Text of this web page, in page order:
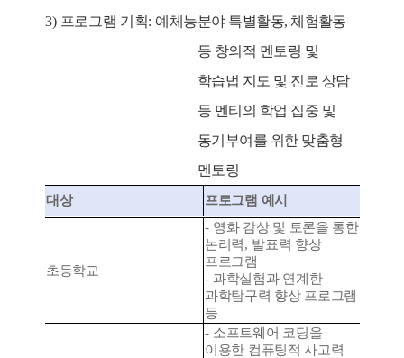
3) 프로그램 기획: 예체능분야 특별활동, 체험활동
등 창의적 멘토링 및
학습법 지도 및 진로 상담
등 멘티의 학업 집중 및
동기부여를 위한 맞춤형
멘토링
대상 프로그램 예시
초등학교
- 영화 감상 및 토론을 통한
논리력, 발표력 향상
프로그램
- 과학실험과 연계한
과학탐구력 향상 프로그램
등
- 소프트웨어 코딩을
이용한 컴퓨팅적 사고력